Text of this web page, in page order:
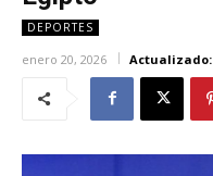
DEPORTES
enero 20, 2026 Actualizado: